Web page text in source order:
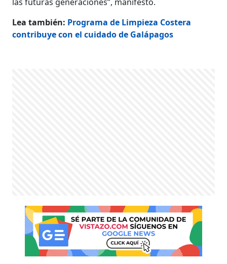
Lea también: Programa de Limpieza Costera
contribuye con el cuidado de Galápagos